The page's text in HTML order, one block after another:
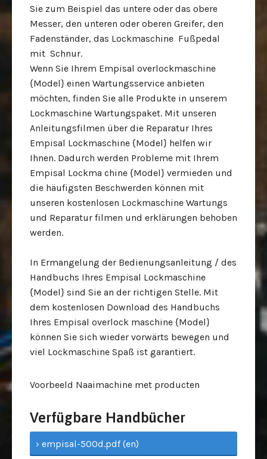
Sie zum Beispiel das untere oder das obere
Messer, den unteren oder oberen Greifer, den
Fadenständer, das Lockmaschine Fußpedal
mit Schnur.
Wenn Sie Ihrem Empisal overlockmaschine
{Model} einen Wartungsservice anbieten
möchten, finden Sie alle Produkte in unserem
Lockmaschine Wartungspaket. Mit unseren
Anleitungsfilmen über die Reparatur Ihres
Empisal Lockmaschine {Model} helfen wir
Ihnen. Dadurch werden Probleme mit Ihrem
Empisal Lockma chine {Model} vermieden und
die häufigsten Beschwerden können mit
unseren kostenlosen Lockmaschine Wartungs
und Reparatur filmen und erklärungen behoben
werden.
In Ermangelung der Bedienungsanleitung / des
Handbuchs Ihres Empisal Lockmaschine
{Model} sind Sie an der richtigen Stelle. Mit
dem kostenlosen Download des Handbuchs
Ihres Empisal overlock maschine {Model}
können Sie sich wieder vorwärts bewegen und
viel Lockmaschine Spaß ist garantiert.
Voorbeeld Naaimachine met producten
Verfügbare Handbücher
› empisal-500d.pdf (en)